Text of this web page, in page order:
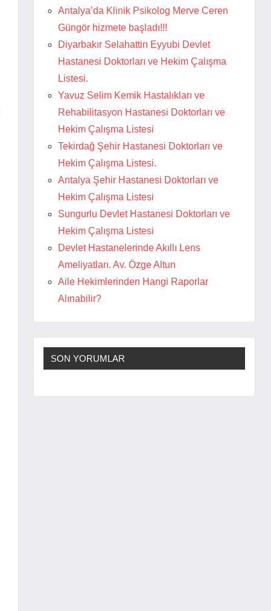
Antalya’da Klinik Psikolog Merve Ceren
Güngör hizmete başladı!!!
Diyarbakır Selahattin Eyyubi Devlet
Hastanesi Doktorları ve Hekim Çalışma
Listesi.
Yavuz Selim Kemik Hastalıkları ve
Rehabilitasyon Hastanesi Doktorları ve
Hekim Çalışma Listesi
Tekirdağ Şehir Hastanesi Doktorları ve
Hekim Çalışma Listesi.
Antalya Şehir Hastanesi Doktorları ve
Hekim Çalışma Listesi
Sungurlu Devlet Hastanesi Doktorları ve
Hekim Çalışma Listesi
Devlet Hastanelerinde Akıllı Lens
Ameliyatları. Av. Özge Altun
Aile Hekimlerinden Hangi Raporlar
Alınabilir?
SON YORUMLAR